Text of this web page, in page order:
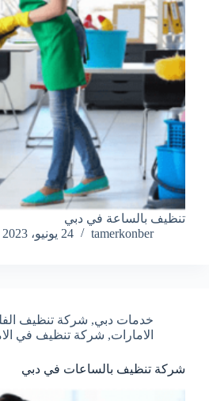
تنظيف بالساعة في دبي
tamerkonber
24 يونيو، 2023
خدمات دبي, شركة تنظيف
الامارات, شركة تنظيف في
شركة تنظيف بالساعات في دبي